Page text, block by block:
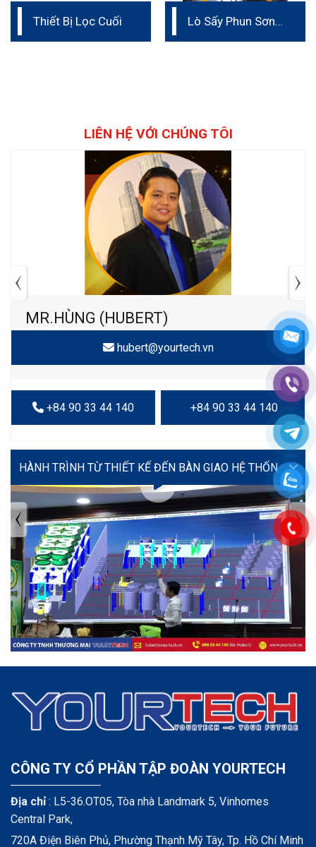
Thiết Bị Lọc Cuối
Lò Sấy Phun Sơn
LIÊN HỆ VỚI CHÚNG TÔI
MR.HÙNG (HUBERT)
hubert@yourtech.vn
+84 90 33 44 140 +84 90 33 44 140
VIDEO
TIN TỨC MỚI NHẤT
Tuyển dụng: Nhân viên KẾ TOÁN
CÔNG TY CỔ PHẦN TẬP ĐOÀN YOURTECH
Địa chỉ: L5-36.OT05, Tòa nhà Landmark 5, Vinhomes
Central Park,
720A Điện Biên Phủ, Phường Thạnh Mỹ Tây, Tp. Hồ Chí Minh